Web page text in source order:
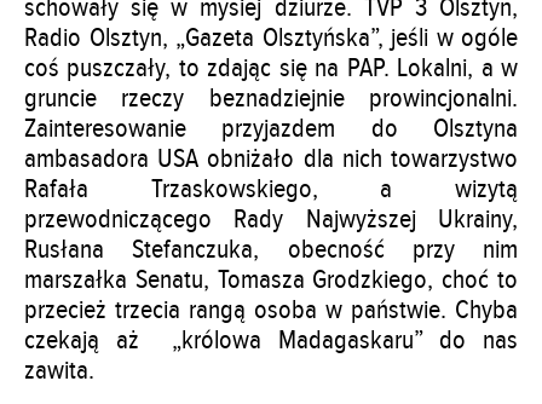
schowały się w mysiej dziurze. TVP 3 Olsztyn,
Radio Olsztyn, „Gazeta Olsztyńska”, jeśli w ogóle
coś puszczały, to zdając się na PAP. Lokalni, a w
gruncie rzeczy beznadziejnie prowincjonalni.
Zainteresowanie przyjazdem do Olsztyna
ambasadora USA obniżało dla nich towarzystwo
Rafała Trzaskowskiego, a wizytą
przewodniczącego Rady Najwyższej Ukrainy,
Rusłana Stefanczuka, obecność przy nim
marszałka Senatu, Tomasza Grodzkiego, choć to
przecież trzecia rangą osoba w państwie. Chyba
czekają aż „królowa Madagaskaru” do nas
zawita.